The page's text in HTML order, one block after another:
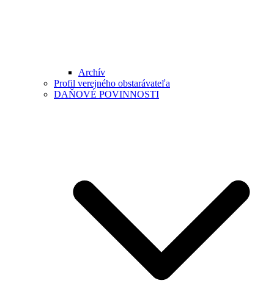
Archív
Profil verejného obstarávateľa
DAŇOVÉ POVINNOSTI